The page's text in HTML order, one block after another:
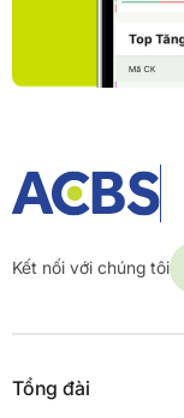
Kết nối với chúng tôi
Tổng đài